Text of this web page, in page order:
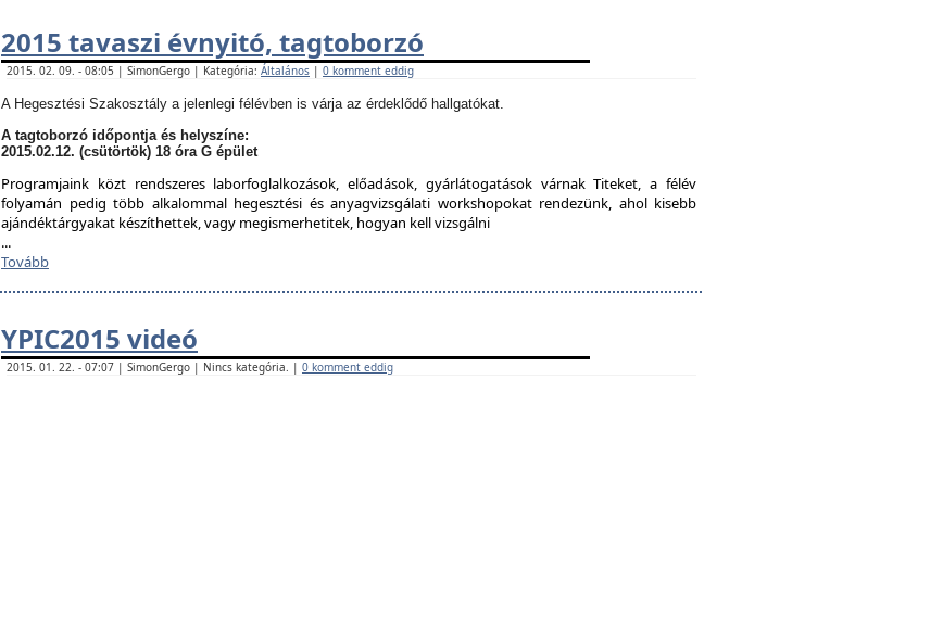
2015 tavaszi évnyitó, tagtoborzó
2015. 02. 09. - 08:05 | SimonGergo | Kategória: Általános | 0 komment eddig
A Hegesztési Szakosztály a jelenlegi félévben is várja az érdeklődő hallgatókat.
A tagtoborzó időpontja és helyszíne:
2015.02.12. (csütörtök) 18 óra G épület
Programjaink közt rendszeres laborfoglalkozások, előadások, gyárlátogatások várnak Titeket, a félév
folyamán pedig több alkalommal hegesztési és anyagvizsgálati workshopokat rendezünk, ahol kisebb
ajándéktárgyakat készíthettek, vagy megismerhetitek, hogyan kell vizsgálni
...
Tovább
YPIC2015 videó
2015. 01. 22. - 07:07 | SimonGergo | Nincs kategória. | 0 komment eddig